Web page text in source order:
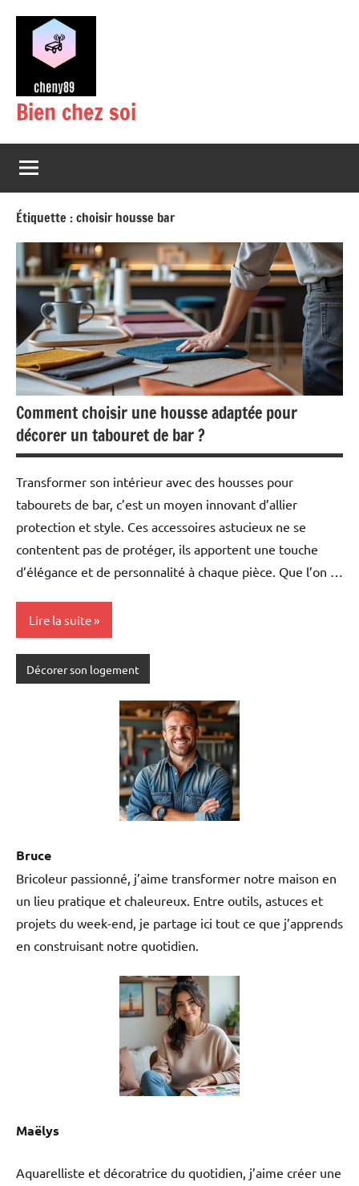
contenu
Bien chez soi
Étiquette :choisir housse bar
Comment choisir une housse adaptée pour
décorer un tabouret de bar ?
Transformer son intérieur avec des housses pour
tabourets de bar, c’est un moyen innovant d’allier
protection et style. Ces accessoires astucieux ne se
contentent pas de protéger, ils apportent une touche
d’élégance et de personnalité à chaque pièce. Que l’on …
Lire la suite
Décorer son logement
Bruce
Bricoleur passionné, j’aime transformer notre maison en
un lieu pratique et chaleureux. Entre outils, astuces et
projets du week-end, je partage ici tout ce que j’apprends
en construisant notre quotidien.
Maëlys
Aquarelliste et décoratrice du quotidien, j’aime créer une